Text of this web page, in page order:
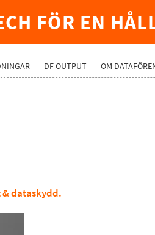
FÖR EN
DF OUTPUT OM
dataskydd.